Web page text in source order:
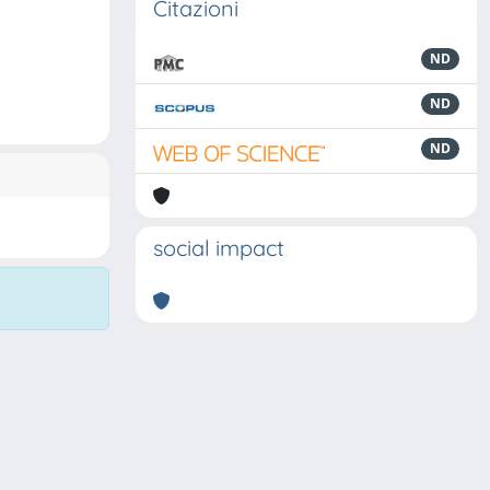
Citazioni
ND
ND
ND
social impact